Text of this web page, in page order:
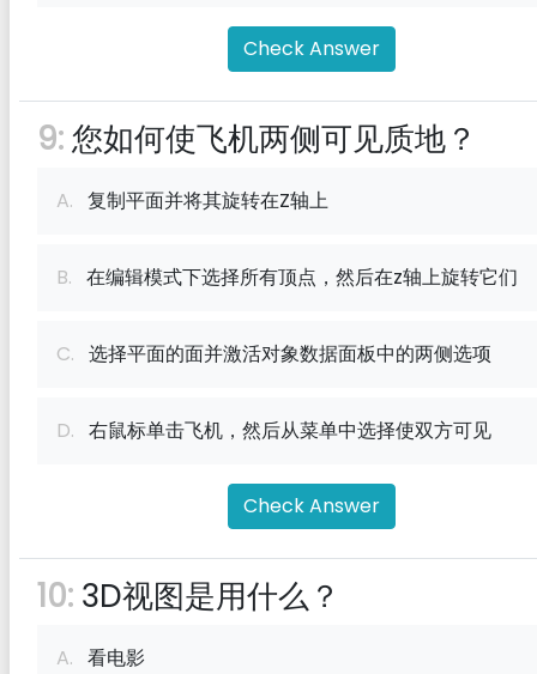
Check Answer
9:您如何使飞机两侧可见质地？
A. 复制平面并将其旋转在Z轴上
B. 在编辑模式下选择所有顶点，然后在z轴上旋转它们
C. 选择平面的面并激活对象数据面板中的两侧选项
D. 右鼠标单击飞机，然后从菜单中选择使双方可见
Check Answer
10: 3D视图是用什么？
A. 看电影